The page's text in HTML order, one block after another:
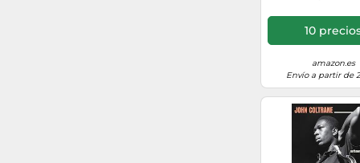
10
amazon.es
Envío a partir de